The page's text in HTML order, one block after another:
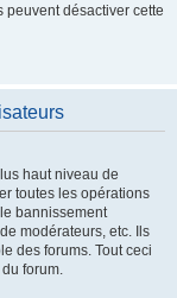
peuvent désactiver cette
haut niveau de
toutes les opérations
bannissement
modérateurs, etc. Ils
des forums. Tout ceci
forum.